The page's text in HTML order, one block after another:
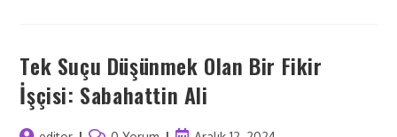
Tek Suçu Düşünmek Olan Bir Fikir
İşçisi: Sabahattin Ali